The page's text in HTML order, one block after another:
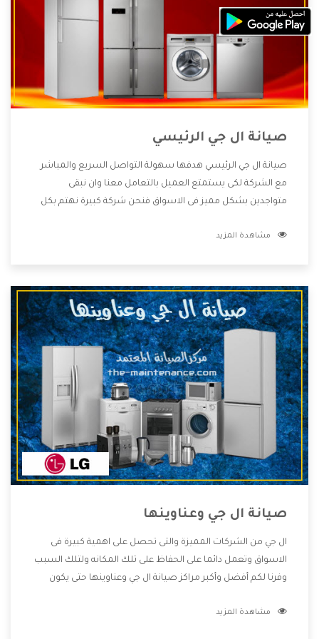
صيانة ال جي الرئيسي
صيانة ال جي الرئيسي هدفها سهولة التواصل السريع والمباشر
مع الشركة لكى يستمتع العميل بالتعامل معنا وان نبقى
متواجدين بشكل مميز فى الاسواق فنحن شركة كبيرة نهتم بكل
الشركة بها والتى تكون منها خدمة الصيانة التى تكون من أهم
الأسعار التى تكون مناسبة لكثير من العملاء
مشاهدة المزيد
صيانة ال جي وعناوينها
ال جي من الشركات المميزة والتى تحصل على اهمية كبيرة فى
الاسواق وتعمل دائما على الحفاظ على تلك المكانه ولتلك السبب
وفرنا لكم أفضل وأكبر مراكز صيانة ال جي وعناوينها حتى يكون
دون اى ازعاج كما أننا نهتم بكل ما يحتاجه المستهلك لكى نحافظ
مشاهدة المزيد